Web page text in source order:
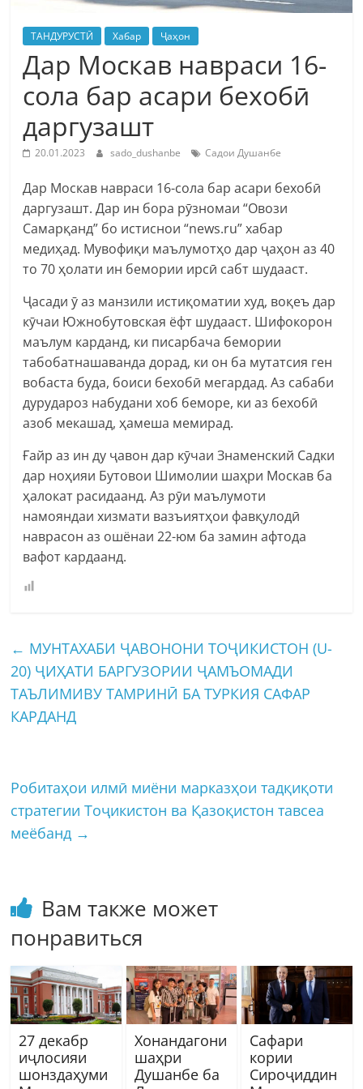
ТАНДУРУСТӢ Хабар Ҷаҳон
Дар Москав навраси 16-
сола бар асари бехобӣ
даргузашт
20.01.2023 sado_dushanbe Садои Душанбе
Дар Москав навраси 16-сола бар асари бехобӣ
даргузашт. Дар ин бора рӯзномаи “Овози
Самарқанд” бо истиснои “news.ru” хабар
медиҳад. Мувофиқи маълумотҳо дар ҷаҳон аз 40
то 70 ҳолати ин бемории ирсӣ сабт шудааст.
Ҷасади ӯ аз манзили истиқоматии худ, воқеъ дар
кӯчаи Южнобутовская ёфт шудааст. Шифокорон
маълум карданд, ки писарбача бемории
табобатнашаванда дорад, ки он ба мутатсия ген
вобаста буда, боиси бехобӣ мегардад. Аз сабаби
дурудароз набудани хоб беморе, ки аз бехобӣ
азоб мекашад, ҳамеша мемирад.
Ғайр аз ин ду ҷавон дар кӯчаи Знаменский Садки
дар ноҳияи Бутовои Шимолии шаҳри Москав ба
ҳалокат расидаанд. Аз рӯи маълумоти
намояндаи хизмати вазъиятҳои фавқулодӣ
наврасон аз ошёнаи 22-юм ба замин афтода
вафот кардаанд.
← МУНТАХАБИ ҶАВОНОНИ ТОҶИКИСТОН (U-
20) ҶИҲАТИ БАРГУЗОРИИ ҶАМЪОМАДИ
ТАЪЛИМИВУ ТАМРИНӢ БА ТУРКИЯ САФАР
КАРДАНД
Робитаҳои илмӣ миёни марказҳои тадқиқоти
стратегии Тоҷикистон ва Қазоқистон тавсеа
меёбанд →
Вам также может
понравиться
27 декабр
иҷлосияи
шонздаҳуми
Хонандагони
шаҳри
Душанбе ба
Сафари
кории
Сироҷиддин